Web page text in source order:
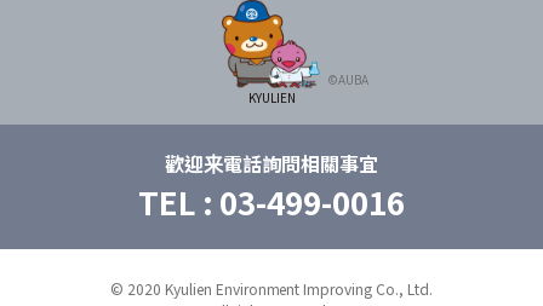
歡迎来電話詢問相關事宜
TEL : 03-499-0016
© 2020 Kyulien Environment Improving Co., Ltd.